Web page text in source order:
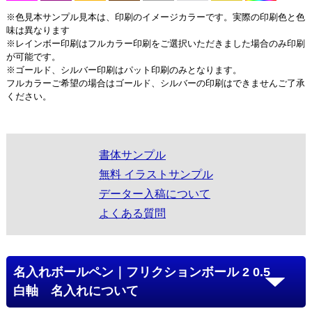
※色見本サンプル見本は、印刷のイメージカラーです。実際の印刷色と色
味は異なります
※レインボー印刷はフルカラー印刷をご選択いただきました場合のみ印刷
が可能です。
※ゴールド、シルバー印刷はパット印刷のみとなります。
フルカラーご希望の場合はゴールド、シルバーの印刷はできませんご了承
ください。
書体サンプル
無料 イラストサンプル
データー入稿について
よくある質問
名入れボールペン｜フリクションボール 2 0.5
白軸 名入れについて